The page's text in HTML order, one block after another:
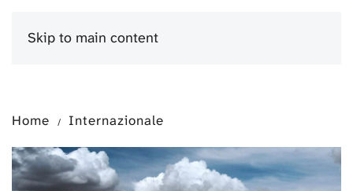
Skip to main content
Home Internazionale